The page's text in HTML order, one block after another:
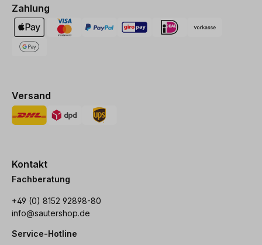
Zahlung
Versand
Kontakt
Fachberatung
+49 (0) 8152 92898-80
info@sautershop.de
Service-Hotline